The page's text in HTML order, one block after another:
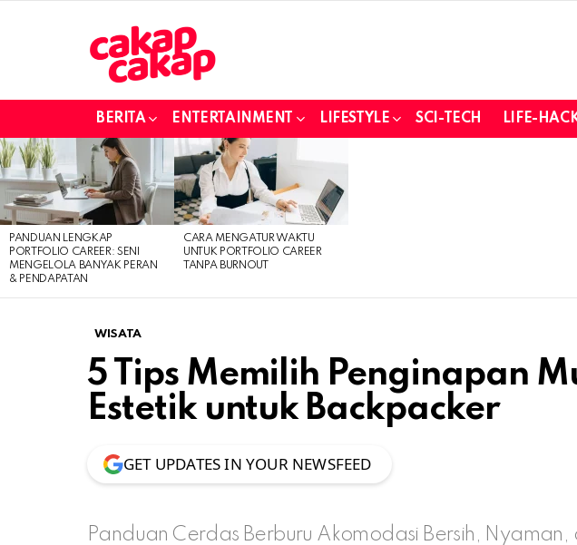
BERITA ENTERTAINMENT LIFESTYLE SCI-TECH LIFE-
LATEST
STORIES
PANDUAN LENGKAP
PORTFOLIO CAREER: SENI
MENGELOLA BANYAK PERAN
& PENDAPATAN
CARA MENGATUR WAKTU
UNTUK PORTFOLIO CAREER
TANPA BURNOUT
WISATA
5 Tips Memilih Penginapan
Estetik untuk Backpacker
GET UPDATES IN YOUR NEWSFEED
Panduan Cerdas Berburu Akomodasi Bersih,